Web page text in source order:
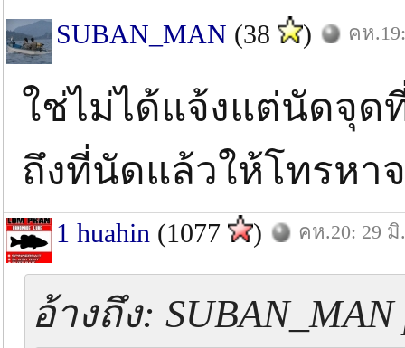
SUBAN_MAN (38 ) คห
ใช่ไม่ได้แจ้งแต่นัดจุด
ถึงที่นัดแล้วให้โทรหา
1 huahin (1077 ) คห.20: 29 มิ
อ้างถึง: